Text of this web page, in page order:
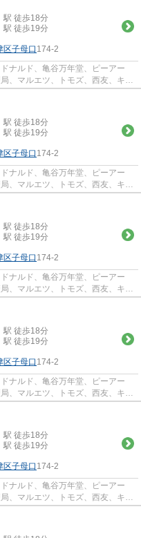
駅 徒歩18分
駅 徒歩19分
区子母口 174-2
ナルド、亀谷万年堂、ピーアー
、マルエツ、トモズ、西友、キャ
ーなど...
駅 徒歩18分
駅 徒歩19分
区子母口 174-2
ナルド、亀谷万年堂、ピーアー
、マルエツ、トモズ、西友、キャ
ーなど...
駅 徒歩18分
駅 徒歩19分
区子母口 174-2
ナルド、亀谷万年堂、ピーアー
、マルエツ、トモズ、西友、キャ
ーなど...
駅 徒歩18分
駅 徒歩19分
区子母口 174-2
ナルド、亀谷万年堂、ピーアー
、マルエツ、トモズ、西友、キャ
ーなど...
駅 徒歩18分
駅 徒歩19分
区子母口 174-2
ナルド、亀谷万年堂、ピーアー
、マルエツ、トモズ、西友、キャ
ーなど...